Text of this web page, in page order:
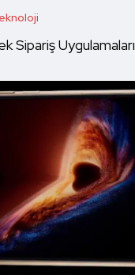
Sipariş Uygulamaları